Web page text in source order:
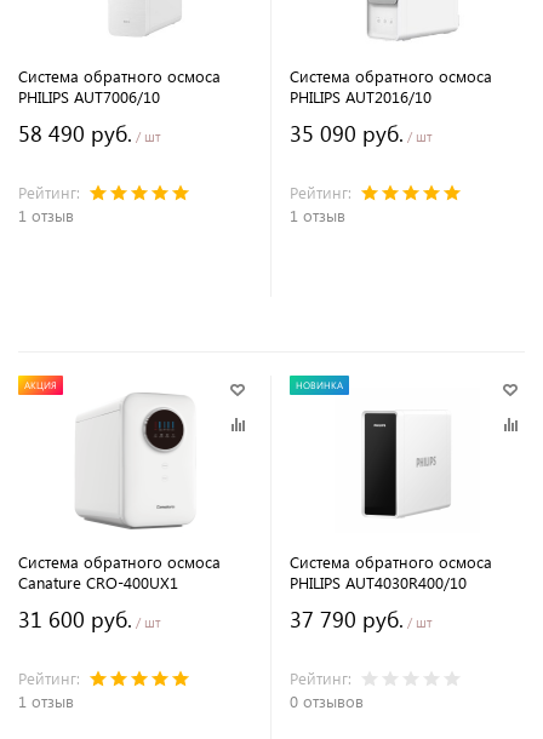
Система обратного осмоса
PHILIPS AUT7006/10
58 490 руб. / шт
Рейтинг:
1 отзыв
Система обратного осмоса
PHILIPS AUT2016/10
35 090 руб. / шт
Рейтинг:
1 отзыв
АКЦИЯ
Система обратного осмоса
Canature CRO-400UX1
31 600 руб. / шт
Рейтинг:
1 отзыв
НОВИНКА
Система обратного осмоса
PHILIPS AUT4030R400/10
37 790 руб. / шт
Рейтинг:
0 отзывов